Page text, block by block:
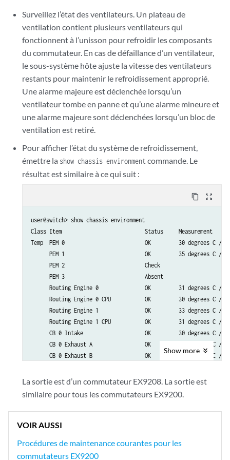
Surveillez l’état des ventilateurs. Un plateau de
ventilation contient plusieurs ventilateurs qui
fonctionnent à l’unisson pour refroidir les composants
du commutateur. En cas de défaillance d’un ventilateur,
le sous-système hôte ajuste la vitesse des ventilateurs
restants pour maintenir le refroidissement approprié.
Une alarme majeure est déclenchée lorsqu’un
ventilateur tombe en panne et qu’une alarme mineure et
une alarme majeure sont déclenchées lorsqu’un bloc de
ventilation est retiré.
Pour afficher l’état du système de refroidissement,
émettre la show chassis environmentcommande. Le
résultat est similaire à ce qui suit :
content_copy zoom_out_map
user@switch> show chassis environment
Class Item                           Status     Measurement
Temp  PEM 0                          OK         30 degrees C / 86
PEM 1                          OK         35 degrees C /
      PEM 2                          Check
      PEM 3                          Absent
Routing Engine 0               OK         31 degrees C /
Routing Engine 0 CPU           OK         30 degrees C /
Routing Engine 1               OK         33 degrees C /
Routing Engine 1 CPU           OK         31 degrees C /
CB 0 Intake                    OK         30 degrees C /
CB 0 Exhaust A                 OK         29 degrees C /
CB 0 Exhaust B                 OK         36 degrees C /
CB 0 XF A                      OK         50 degrees C /
CB 1 Intake                    OK         30 degrees C /
CB 1 Exhaust A                 OK         29 degrees C /
CB 1 Exhaust B                 OK         37 degrees C /
CB 1 XF A                      OK         50 degrees C /
CB 1 XF B                      OK         46 degrees C /
Show more
La sortie est d’un commutateur EX9208. La sortie est
similaire pour tous les commutateurs EX9200.
VOIR AUSSI
Procédures de maintenance courantes pour les
commutateurs EX9200